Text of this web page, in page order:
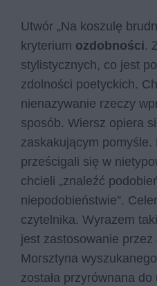
Utwór „Na koszulę
kryterium ozdobności.
stylistycznych, co jest
zdolności poetyckich.
nienazywanie rzeczy
sposób. Wiersz opiera
zaskakującym pomyśle.
prześcigali się w
chcieli „znaleźć
niepodobieństwie”.
czytelnika. Wyrazem
jest zastosowanie przez
Morsztyna wyszukanego
została przyrównana